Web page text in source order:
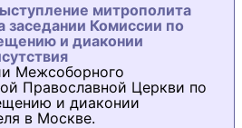
митрополита
заседании Комиссии по
и диаконии
Межсоборного
Православной Церкви по
и диаконии
в Москве.